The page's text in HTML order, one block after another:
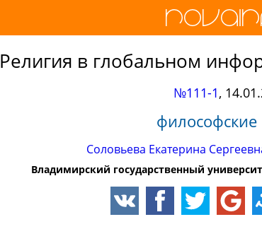
Религия в глобальном
№111-1,
философские
Соловьева Екатерина
Владимирский государственный